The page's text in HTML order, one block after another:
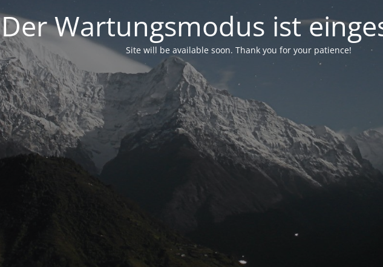
Der Wartungsmodus ist
Site will be available soon. Thank you for your patience!